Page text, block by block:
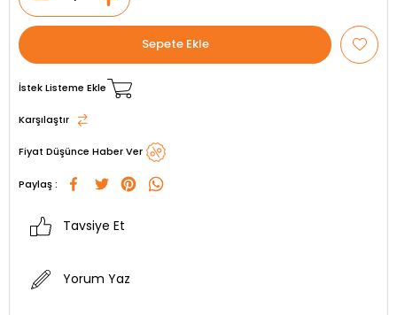
İstek Listeme Ekle
Karşılaştır
Fiyat Düşünce Haber Ver
Paylaş :
Tavsiye Et
Yorum Yaz